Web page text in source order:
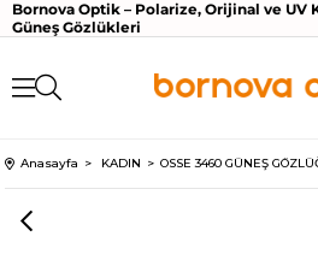
Bornova Optik – Polarize, Orijinal ve UV
Güneş Gözlükleri
Anasayfa KADIN OSSE 3460 GÜNEŞ